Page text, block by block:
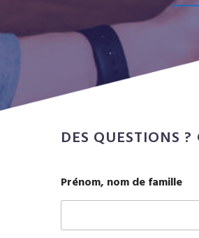
DES QUESTIONS
u
m
r
Prénom, nom de famille